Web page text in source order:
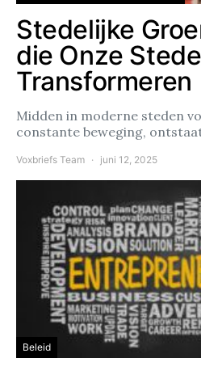
Stedelijke
die Onze
Transformeren
Midden in moderne steden
constante beweging,
Voxbriefs Team juni 12, 2025
Beleid